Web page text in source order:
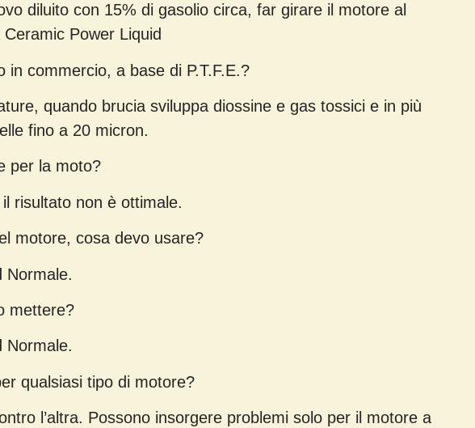
diluito con 15% di gasolio circa, far girare il motore al
Power Liquid
in commercio, a base di P.T.F.E.?
quando brucia sviluppa diossine e gas tossici e in più
fino a 20 micron.
per la moto?
risultato non è ottimale.
motore, cosa devo usare?
Normale.
mettere?
Normale.
qualsiasi tipo di motore?
l’altra. Possono insorgere problemi solo per il motore a